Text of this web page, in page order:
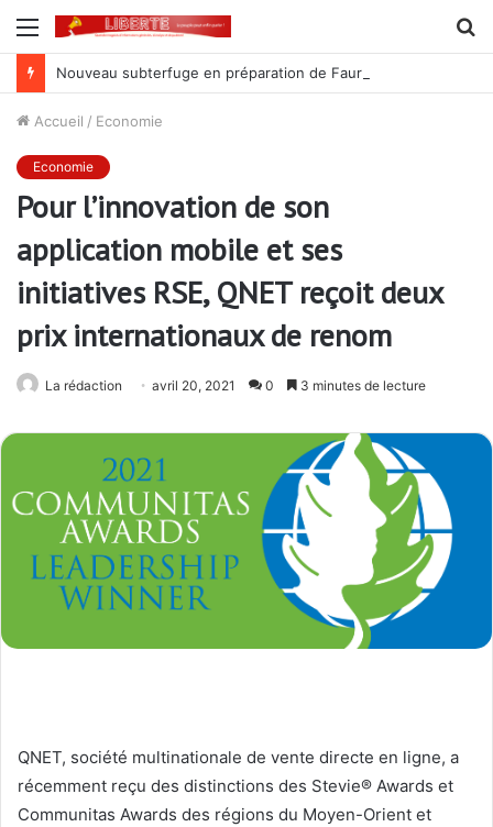
Menu
Accueil / Economie
Economie
Pour l’innovation de son
application mobile et ses
initiatives RSE, QNET reçoit deux
prix internationaux de renom
La rédaction avril 20, 2021 0 3 minutes de lecture
QNET, société multinationale de vente directe en ligne, a
récemment reçu des distinctions des Stevie® Awards et
Communitas Awards des régions du Moyen-Orient et